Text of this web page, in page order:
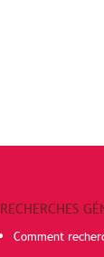
RECHERCHES
Comment